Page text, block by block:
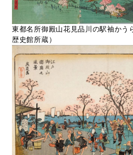
東都名所御殿山花見品川の駅袖かう
歴史館所蔵）